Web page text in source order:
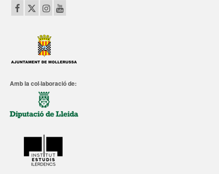
Amb la col·laboració de: